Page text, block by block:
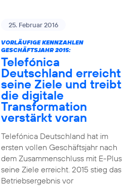
25. Februar 2016
VORLÄUFIGE KENNZAHLEN
GESCHÄFTSJAHR 2015:
Telefónica
Deutschland erreicht
seine Ziele und treibt
die digitale
Transformation
verstärkt voran
Telefónica Deutschland hat im
ersten vollen Geschäftsjahr nach
dem Zusammenschluss mit E-Plus
seine Ziele erreicht. 2015 stieg das
Betriebsergebnis vor